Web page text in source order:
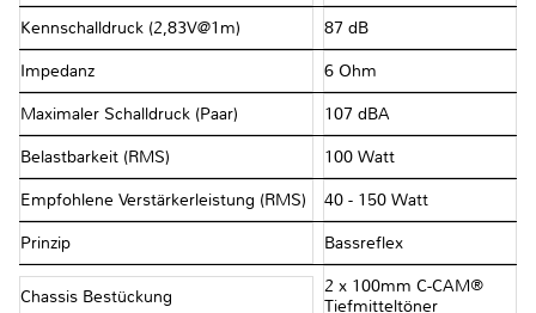
Kennschalldruck (2,83V@1m) 87 dB
Impedanz 6 Ohm
Maximaler Schalldruck (Paar) 107 dBA
Belastbarkeit (RMS) 100 Watt
Empfohlene Verstärkerleistung (RMS) 40 - 150 Watt
Prinzip Bassreflex
Chassis Bestückung
2 x 100mm C-CAM®
Tiefmitteltöner